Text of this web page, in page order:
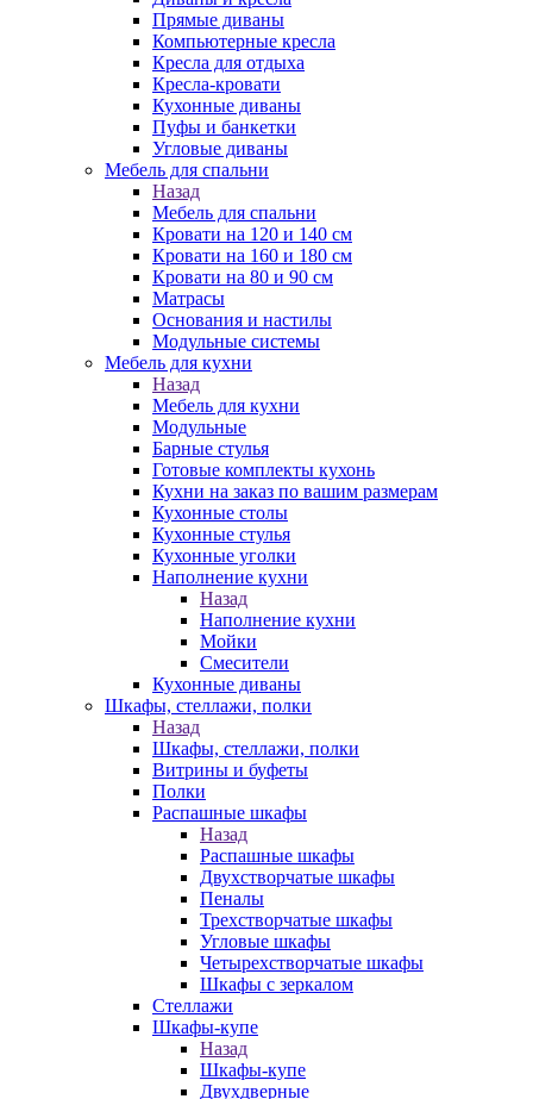
Прямые диваны
Компьютерные кресла
Кресла для отдыха
Кресла-кровати
Кухонные диваны
Пуфы и банкетки
Угловые диваны
Мебель для спальни
Назад
Мебель для спальни
Кровати на 120 и 140 см
Кровати на 160 и 180 см
Кровати на 80 и 90 см
Матрасы
Основания и настилы
Модульные системы
Мебель для кухни
Назад
Мебель для кухни
Модульные
Барные стулья
Готовые комплекты кухонь
Кухни на заказ по вашим размерам
Кухонные столы
Кухонные стулья
Кухонные уголки
Наполнение кухни
Назад
Наполнение кухни
Мойки
Смесители
Кухонные диваны
Шкафы, стеллажи, полки
Назад
Шкафы, стеллажи, полки
Витрины и буфеты
Полки
Распашные шкафы
Назад
Распашные шкафы
Двухстворчатые шкафы
Пеналы
Трехстворчатые шкафы
Угловые шкафы
Четырехстворчатые шкафы
Шкафы с зеркалом
Стеллажи
Шкафы-купе
Назад
Шкафы-купе
Двухдверные